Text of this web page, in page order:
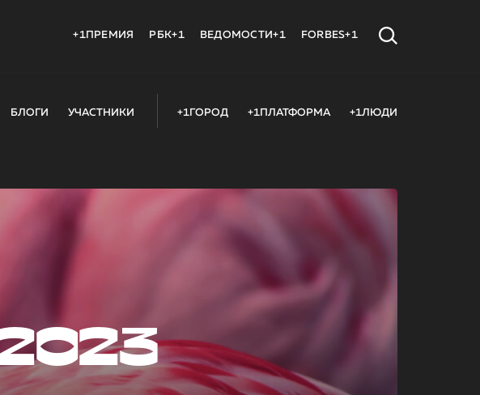
+1ПРЕМИЯ РБК+1 ВЕДОМОСТИ+1 FORBES+1
БЛОГИ УЧАСТНИКИ +1ГОРОД +1ПЛАТФОРМА +1ЛЮДИ